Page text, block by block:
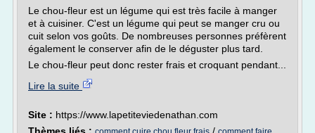
Le chou-fleur est un légume qui est très facile à manger
et à cuisiner. C'est un légume qui peut se manger cru ou
cuit selon vos goûts. De nombreuses personnes préfèrent
également le conserver afin de le déguster plus tard.
Le chou-fleur peut donc rester frais et croquant pendant...
Lire la suite
Site : https://www.lapetiteviedenathan.com